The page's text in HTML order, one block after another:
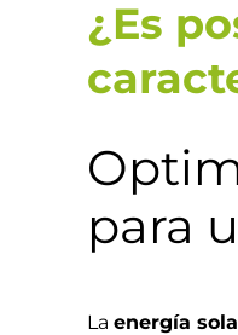
¿Es
para
La energía